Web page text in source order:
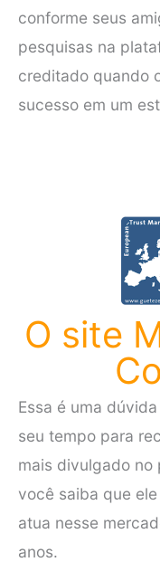
conforme seus
pesquisas na
creditado quando
sucesso em um
O site
Essa é uma
seu tempo para
mais divulgado no
você saiba que
atua nesse
anos.